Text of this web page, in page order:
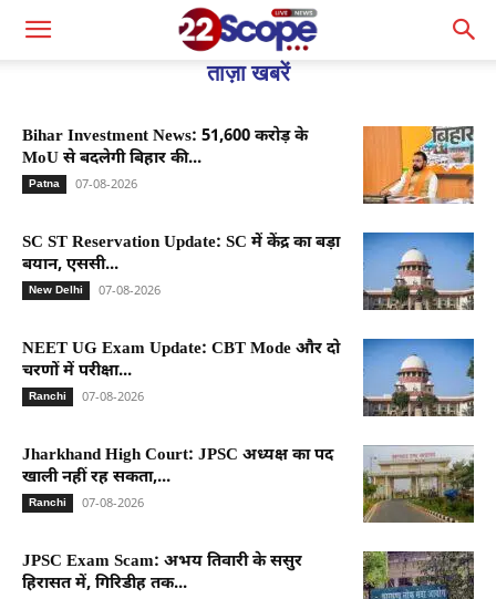
ताज़ा खबरें
Bihar Investment News: 51,600 करोड़ के
MoU से बदलेगी बिहार की...
Patna 07-08-2026
SC ST Reservation Update: SC में केंद्र का बड़ा
बयान, एससी...
New Delhi 07-08-2026
NEET UG Exam Update: CBT Mode और दो
चरणों में परीक्षा...
Ranchi 07-08-2026
Jharkhand High Court: JPSC अध्यक्ष का पद
खाली नहीं रह सकता,...
Ranchi 07-08-2026
JPSC Exam Scam: अभय तिवारी के ससुर
हिरासत में, गिरिडीह तक...